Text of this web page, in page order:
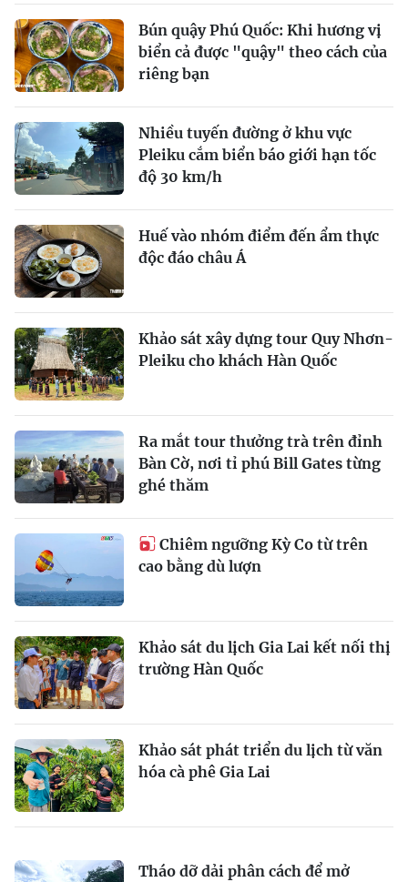
Bún quậy Phú Quốc: Khi hương vị
biển cả được "quậy" theo cách của
riêng bạn
Nhiều tuyến đường ở khu vực
Pleiku cắm biển báo giới hạn tốc
độ 30 km/h
Huế vào nhóm điểm đến ẩm thực
độc đáo châu Á
Khảo sát xây dựng tour Quy Nhơn-
Pleiku cho khách Hàn Quốc
Ra mắt tour thưởng trà trên đỉnh
Bàn Cờ, nơi tỉ phú Bill Gates từng
ghé thăm
Chiêm ngưỡng Kỳ Co từ trên
cao bằng dù lượn
Khảo sát du lịch Gia Lai kết nối thị
trường Hàn Quốc
Khảo sát phát triển du lịch từ văn
hóa cà phê Gia Lai
Tháo dỡ dải phân cách để mở